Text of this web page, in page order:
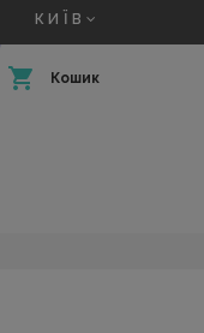
КИЇВ
Кошик